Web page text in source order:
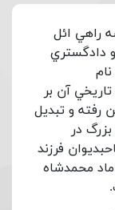
راهي ائل
دادگستري
آن بر
از بين رفته و تبديل
در
فرزند
محمدشاه